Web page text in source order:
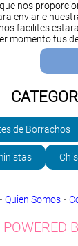
nos
enviarle
facilites
momento tus
de Borrachos
Quien Somos-
POWERED